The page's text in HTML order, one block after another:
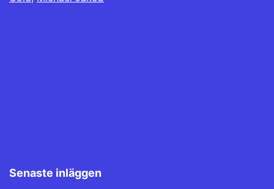
Senaste inläggen